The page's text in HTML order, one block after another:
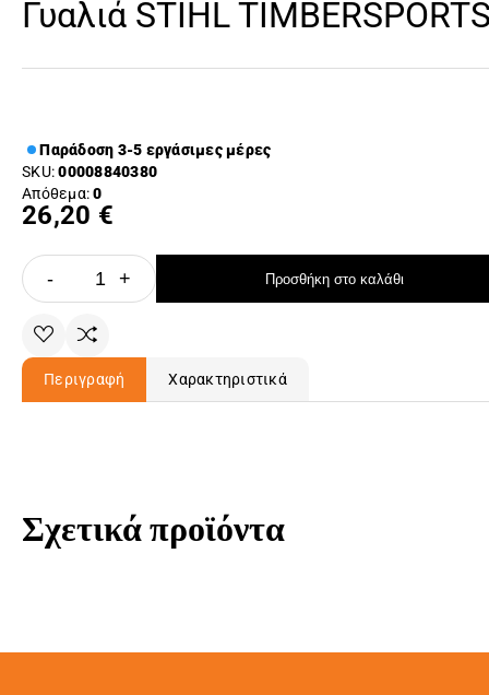
Γυαλιά STIHL
Παράδοση 3-5 εργάσιμες μέρες
SKU:00008840380
Απόθεμα:0
26,20 €
- + Προσθήκη στο καλάθι
Περιγραφή Χαρακτηριστικά
Σχετικά προϊόντα